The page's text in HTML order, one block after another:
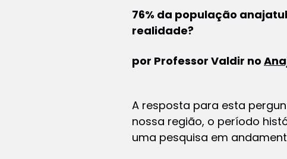
76% da população
realidade?
por Professor Valdir no
A resposta para esta
nossa região, o período
uma pesquisa em